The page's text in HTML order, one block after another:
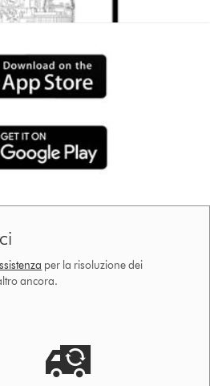
per la risoluzione dei
ancora.